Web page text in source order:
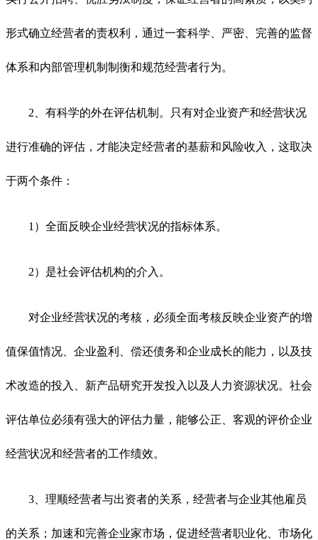
形式确立经营者的责权利，通过一套科学、严密、完善的监督
体系和内部管理机制制衡和规范经营者行为。
2、有科学的外在评估机制。只有对企业资产和经营状况
进行准确的评估，才能决定经营者的基薪和风险收入，这取决
于两个条件：
1）全面反映企业经营状况的指标体系。
2）是社会评估机构的介入。
对企业经营状况的考核，必须全面考核反映企业资产的增
值保值情况、企业盈利、偿还债务和企业成长的能力，以及技
术改造的投入、新产品研究开发投入以及人力资源状况。社会
评估单位必须有强大的评估力量，能够公正、客观的评价企业
经营状况和经营者的工作绩效。
3、理顺经营者与出资者的关系，经营者与企业其他雇员
的关系；加速和完善企业家市场，促进经营者职业化、市场化